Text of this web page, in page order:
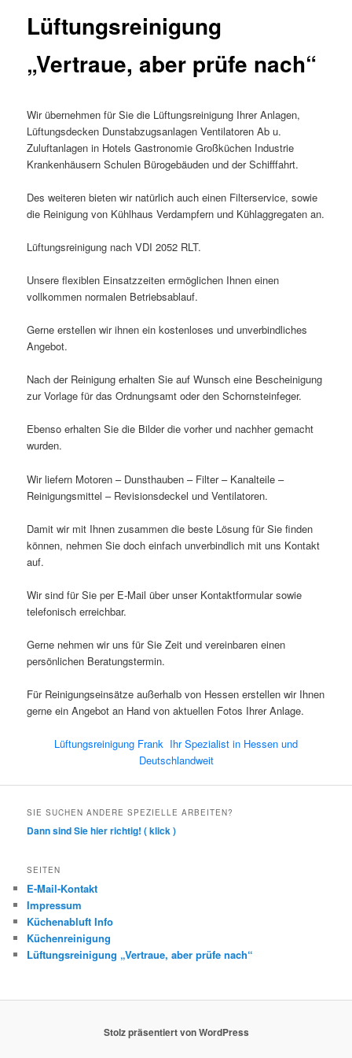
Lüftungsreinigung
„Vertraue, aber prüfe nach“
Wir übernehmen für Sie die Lüftungsreinigung Ihrer Anlagen,
Lüftungsdecken Dunstabzugsanlagen Ventilatoren Ab u.
Zuluftanlagen in Hotels Gastronomie Großküchen Industrie
Krankenhäusern Schulen Bürogebäuden und der Schifffahrt.
Des weiteren bieten wir natürlich auch einen Filterservice, sowie
die Reinigung von Kühlhaus Verdampfern und Kühlaggregaten an.
Lüftungsreinigung nach VDI 2052 RLT.
Unsere flexiblen Einsatzzeiten ermöglichen Ihnen einen
vollkommen normalen Betriebsablauf.
Gerne erstellen wir ihnen ein kostenloses und unverbindliches
Angebot.
Nach der Reinigung erhalten Sie auf Wunsch eine Bescheinigung
zur Vorlage für das Ordnungsamt oder den Schornsteinfeger.
Ebenso erhalten Sie die Bilder die vorher und nachher gemacht
wurden.
Wir liefern Motoren – Dunsthauben – Filter – Kanalteile –
Reinigungsmittel – Revisionsdeckel und Ventilatoren.
Damit wir mit Ihnen zusammen die beste Lösung für Sie finden
können, nehmen Sie doch einfach unverbindlich mit uns Kontakt
auf.
Wir sind für Sie per E-Mail über unser Kontaktformular sowie
telefonisch erreichbar.
Gerne nehmen wir uns für Sie Zeit und vereinbaren einen
persönlichen Beratungstermin.
Für Reinigungseinsätze außerhalb von Hessen erstellen wir Ihnen
gerne ein Angebot an Hand von aktuellen Fotos Ihrer Anlage.
Lüftungsreinigung Frank Ihr Spezialist in Hessen und
Deutschlandweit
SIE SUCHEN ANDERE SPEZIELLE ARBEITEN?
Dann sind Sie hier richtig! ( klick )
SEITEN
E-Mail-Kontakt
Impressum
Küchenabluft Info
Küchenreinigung
Lüftungsreinigung „Vertraue, aber prüfe nach“
Stolz präsentiert von WordPress